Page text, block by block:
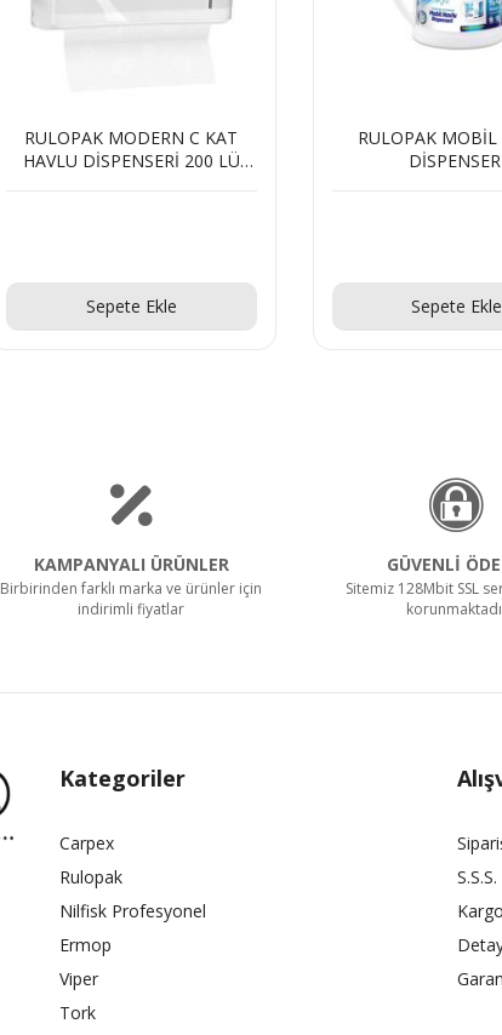
RULOPAK MOBİL HAVLU
DİSPENSERİ
Sepete Ekle
RULOPAK İÇTEN
HAVLU
Sepete Ekle
KAMPANYALI ÜRÜNLER
Birbirinden farklı marka ve ürünler için
indirimli fiyatlar
GÜVENLİ
Sitemiz 128Mbit SSL
Kategoriler
Carpex
Rulopak
Nilfisk Profesyonel
Ermop
Viper
Tork
S.S.S.